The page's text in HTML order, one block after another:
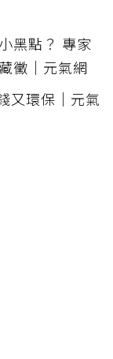
黑點？ 專家
黴｜元氣網
又環保｜元氣